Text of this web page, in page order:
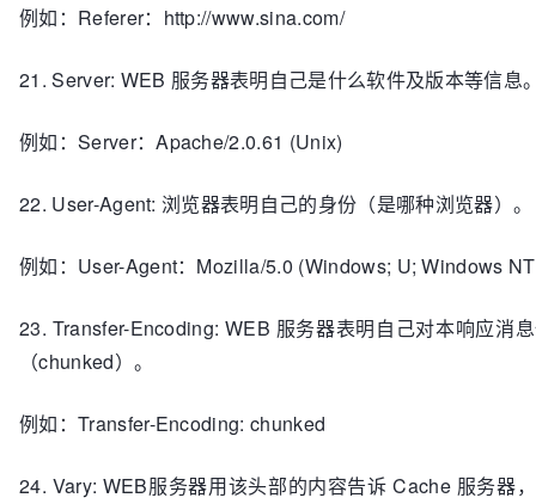
例如：Referer：http://www.sina.com/
21. Server: WEB 服务器表明自己是什么软件及版本等信息
例如：Server：Apache/2.0.61 (Unix)
22. User-Agent: 浏览器表明自己的身份（是哪种浏览器）。
例如：User-Agent：Mozilla/5.0 (Windows; U; Windows
23. Transfer-Encoding: WEB 服务器表明自己对本响应消
（chunked）。
例如：Transfer-Encoding: chunked
24. Vary: WEB服务器用该头部的内容告诉 Cache 服务器